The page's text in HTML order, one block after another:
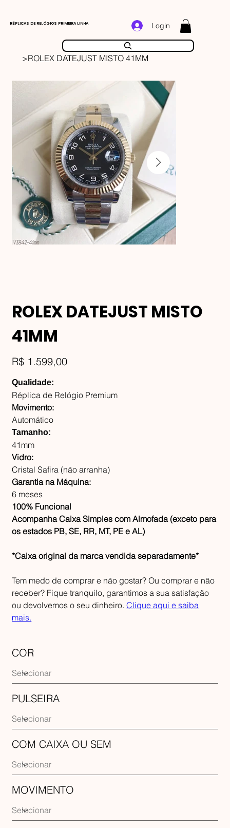
RÉPLICAS DE RELÓGIOS PRIMEIRA LINHA Login
>ROLEX DATEJUST MISTO 41MM
ROLEX DATEJUST MISTO
41MM
Preço
R$ 1.599,00
Qualidade:
Réplica de Relógio Premium
Movimento:
Automático
Tamanho:
41mm
Vidro:
Cristal Safira (não arranha)
Garantia na Máquina:
6 meses
100% Funcional
Acompanha Caixa Simples com Almofada (exceto para
os estados PB, SE, RR, MT, PE e AL)
*Caixa original da marca vendida separadamente*
Tem medo de comprar e não gostar? Ou comprar e não
receber? Fique tranquilo, garantimos a sua satisfação
ou devolvemos o seu dinheiro.Clique aqui e saiba
mais.
COR
PULSEIRA
COM CAIXA OU SEM
MOVIMENTO